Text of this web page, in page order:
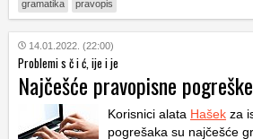
gramatika pravopis
14.01.2022. (22:00)
Problemi s č i ć, ije i je
Najčešće pravopisne
Korisnici alata Hašek za
pogrešaka su najčešće